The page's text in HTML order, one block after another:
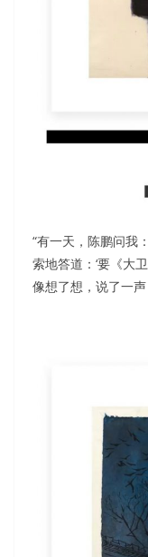
“有一天，陈鹏问我
索地答道：‘要《大
像想了想，说了一声